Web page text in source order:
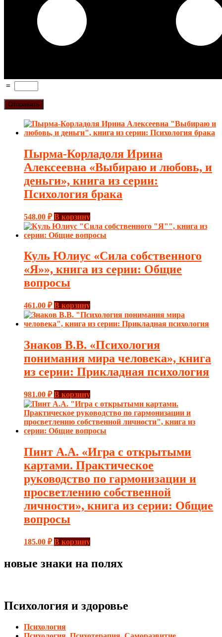
=
Пырма-Корладоля Ирина
Алексеевна «Выбираю и любовь, и
деньги», книга из серии:
Психология брака
548.00 ₽ В корзину
Куль Юлиус «Сила собственного
«Я»», книга из серии: Общие
вопросы
461.00 ₽ В корзину
Знаков В.В. «Психология
понимания мира человека», книга
из серии: Прикладная психология
981.00 ₽ В корзину
Пинт А.А. «Игра с открытыми
картами. Практическое
руководство по гармонизации и
просветлению собственной
личности», книга из серии: Общие
вопросы
185.00 ₽ В корзину
новые знаки на полях
Психология и здоровье
Психология